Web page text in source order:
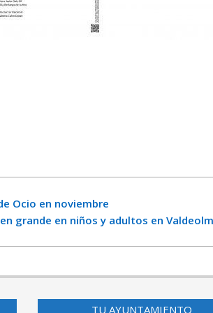
Ocio en noviembre
grande en niños y adultos en
TU AYUNTAMIENTO